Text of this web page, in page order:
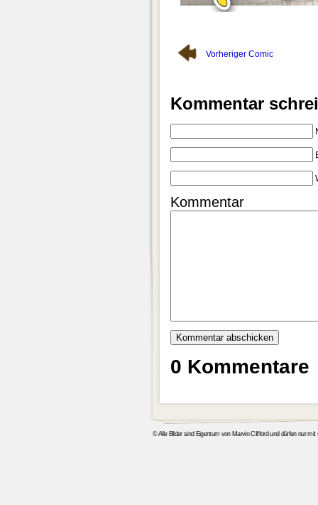
Vorheriger Comic
Kommentar
Kommentar
0 Kommentare
© Alle Bilder sind Eigentum von Marvin Clifford und dürfen nur